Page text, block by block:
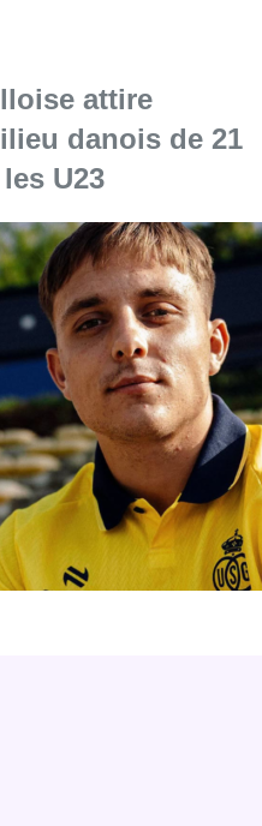
attire
danois de 21
U23